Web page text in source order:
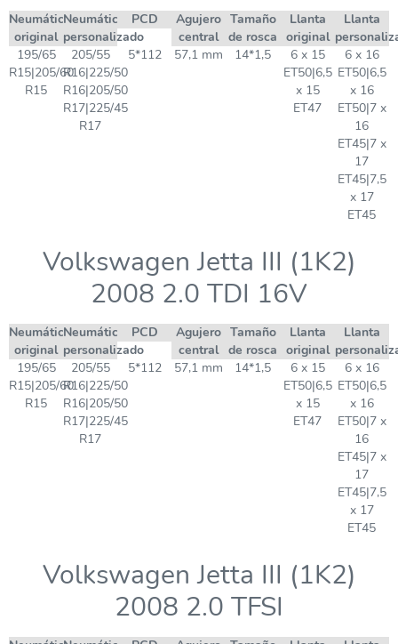
Neumático
original
Neumático
personalizado
PCD
Agujero
central
Tamaño
de rosca
Llanta
original
Llanta
195/65
R15|205/60
R15
205/55
R16|225/50
R16|205/50
R17|225/45
R17
5*112 57,1 mm 14*1,5
6 x 15
ET50|6,5
x 15
ET47
6 x 16
ET50|6,5
x 16
ET50|7 x
16
ET45|7 x
17
ET45|7,5
x 17
ET45
Volkswagen Jetta III (1K2)
2008 2.0 TDI 16V
Neumático
original
Neumático
personalizado
PCD
Agujero
central
Tamaño
de rosca
Llanta
original
Llanta
195/65
R15|205/60
R15
205/55
R16|225/50
R16|205/50
R17|225/45
R17
5*112 57,1 mm 14*1,5
6 x 15
ET50|6,5
x 15
ET47
6 x 16
ET50|6,5
x 16
ET50|7 x
16
ET45|7 x
17
ET45|7,5
x 17
ET45
Volkswagen Jetta III (1K2)
2008 2.0 TFSI